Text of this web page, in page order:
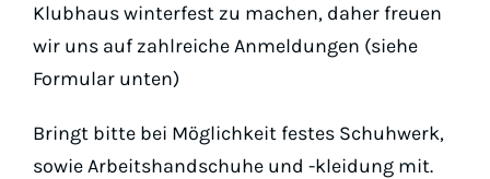
Klubhaus winterfest zu machen, daher freuen
wir uns auf zahlreiche Anmeldungen (siehe
Formular unten)
Bringt bitte bei Möglichkeit festes Schuhwerk,
sowie Arbeitshandschuhe und -kleidung mit.